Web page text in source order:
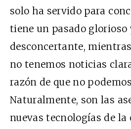
solo ha servido para
tiene un pasado glorioso
desconcertante,
no tenemos noticias
razón de que no
Naturalmente, son las
nuevas tecnologías de la